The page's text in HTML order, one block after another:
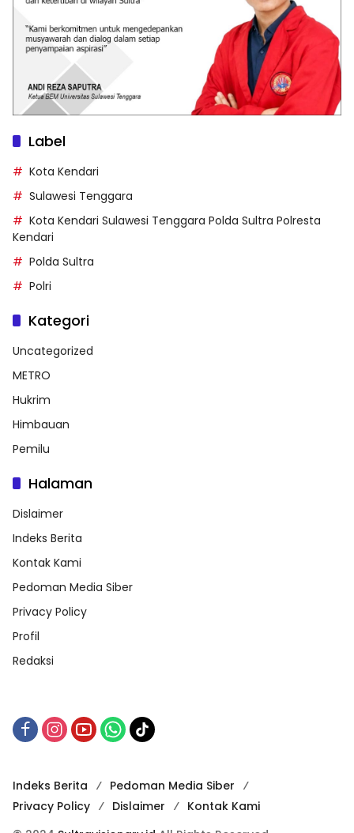
Label
Kota Kendari
Sulawesi Tenggara
Kota Kendari Sulawesi Tenggara Polda Sultra Polresta
Kendari
Polda Sultra
Polri
Kategori
Uncategorized
METRO
Hukrim
Himbauan
Pemilu
Halaman
Dislaimer
Indeks Berita
Kontak Kami
Pedoman Media Siber
Privacy Policy
Profil
Redaksi
Indeks Berita
Pedoman Media Siber
Privacy Policy
Dislaimer
Kontak Kami